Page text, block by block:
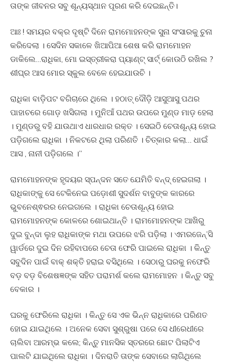
ତାଙ୍କ ଜୀବନର ସବୁ ଶୂନ୍ୟସ୍ଥାନ ପୂରଣ କରି ଦେଇଛନ୍ତି।
ଆଃ ! ସମୟର ବକ୍ର ଦୃଷ୍ଟି ଦିନେ ରାମମୋହନଙ୍କ ସୁନା ସଂସାରକୁ ଚୁନା
କରିଦେଲା । ସେଦିନ ସକାଳେ ଖିଆପିଆ ଶେଷ କରି ରାମମୋହନ
ଡାକିଲେ…ରାଧିକା, ମୋ ଇସ୍ତ୍ରୀକରା ପ୍ୟାଣ୍ଟ୍ ସାର୍ଟ୍ କୋଉଠି ରଖିଲ ?
ଶୀଘ୍ର ଆସ ମୋର ସ୍କୁଲ ବେଳେ ହେଇଯାଉଚି ।
ରାଧିକା ବାଡ଼ିପଟ ବଗିଚାରେ ଥିଲେ । ହଠାତ୍ ଦୌଡ଼ି ଆସୁଆସୁ ପଥର
ପାହାଚରେ ଗୋଡ଼ ଖସିଗଲା । ମୁନିଆଁ ପଥର ଉପରେ ମୁଣ୍ଡ ମାଡ଼ ହେଲା
। ମୁଣ୍ଡରୁ ବହି ଯାଉଥାଏ ଧାରଧାର ରକ୍ତ । ସେଇଠି ଚେତାଶୂନ୍ୟ ହୋଇ
ପଡ଼ିଗଲେ ରାଧିକା । ନିକଟରେ ଥିଲା ପରିଣତି । ଚିତ୍କାର କଲା… ଧାଇଁ
ଆସ , ନାନୀ ପଡ଼ିଗଲେ ।”
ରାମମୋହନଙ୍କ ହୃଦୟର ସ୍ପନ୍ଦନ ସତେ ଯେମିତି ବନ୍ଦ୍ ହେଇଗଲା ।
ରାଧିକାଙ୍କୁ ସେ ଟେକିନେଇ ପଡ଼ୋଶୀ ସୁଦର୍ଶନ ବାବୁଙ୍କ କାରରେ
ଭୁବନେଶ୍ଵରର ନେଇଗଲେ । ରାଧିକା ଚେତାଶୂନ୍ୟ ହୋଇ
ରାମମୋହନଙ୍କ କୋଳରେ ଶୋଇଥାନ୍ତି । ରାମମୋହନଙ୍କ ଆଖିରୁ
ଦୁଇ ବୁନ୍ଦା ଲୁହ ରାଧିକାଙ୍କ ମଥା ଉପରେ ଝରି ପଡ଼ିଲା । ଏମରଜେନ୍’ସି
ୱାର୍ଡରେ ଦୁଇ ଦିନ ରହିବାପରେ ଚେତା ଫେରି ପାଇଲେ ରାଧିକା । କିନ୍ତୁ
ସବୁଦିନ ପାଇଁ ବାକ୍ ଶକ୍ତି ହରାଇ ବସିଥିଲେ । ସେଠାରୁ ଘରକୁ ନଫେରି
ବଡ଼ ବଡ଼ ବିଶେଷଜ୍ଞଙ୍କ ସହିତ ପରାମର୍ଶ କଲେ ରାମମୋହନ । କିନ୍ତୁ ସବୁ
ବେକାର ।
ଘରକୁ ଫେରିଲେ ରାଧିକା । କିନ୍ତୁ ସେ ଏକ ଭିନ୍ନ ରାଧିକାରେ ପରିଣତ
ହୋଇ ଯାଇଥିଲେ । ଅନେକ ସେବା ସୁଶ୍ରୁଷା ପରେ ସେ ଧୀରେଧୀରେ
ଚାଲିବା ଆରମ୍ଭ କଲେ; କିନ୍ତୁ ମାନସିକ ସ୍ତରରେ ଛୋଟ ପିଲାଟିଏ
ପାଲଟି ଯାଇଥିଲେ ରାଧିକା । ଦିନରାତି ତାଙ୍କ ସେବାରେ ଲାଗିଥିଲେ